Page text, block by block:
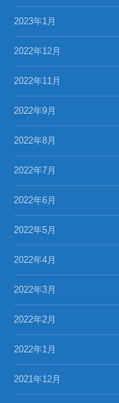
2023年1月
2022年12月
2022年11月
2022年9月
2022年8月
2022年7月
2022年6月
2022年5月
2022年4月
2022年3月
2022年2月
2022年1月
2021年12月